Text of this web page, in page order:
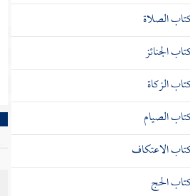
الصلاة
الجنائز
الزكاة
الصيام
الاعتكاف
الحج